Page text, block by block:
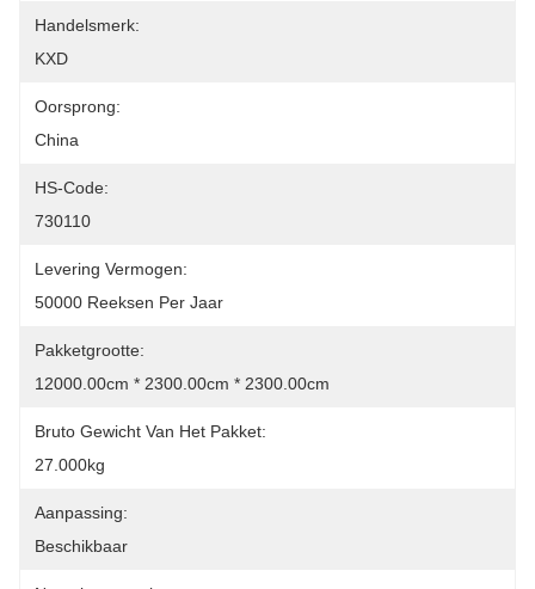
Handelsmerk:
KXD
Oorsprong:
China
HS-Code:
730110
Levering Vermogen:
50000 Reeksen Per Jaar
Pakketgrootte:
12000.00cm * 2300.00cm * 2300.00cm
Bruto Gewicht Van Het Pakket:
27.000kg
Aanpassing:
Beschikbaar